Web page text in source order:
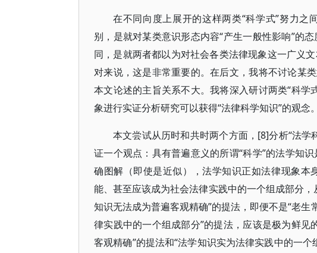
在不同向度上展开的这样两类“科学式”努力
别，是就对某类意识形态内容“产生一般性影响”的
同，是就两者都以为对社会各类法律现象这一广义
对来说，这是非常重要的。在后文，我将不讨论某
本文论述的主旨关系不大。我将深入研讨两类“科
象进行实证分析研究可以获得“法律科学知识”的观念
本文尝试从历时和共时两个方面，[8]分析“法
证一个观点：具有普遍意义的所谓“科学”的法学知
确图解（即使是近似），法学知识正如法律现象
能、甚至应该成为社会法律实践中的一个组成部分
知识无法成为普遍客观精确”的提法，即便不是“老生
律实践中的一个组成部分”的提法，应该是极为鲜
客观精确”的提法和“法学知识实为法律实践中的一